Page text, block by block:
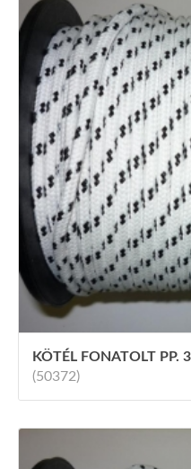
KÖTÉL FONATOLT PP.
(50372)